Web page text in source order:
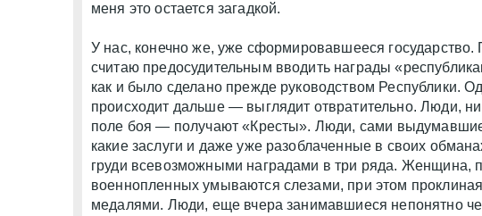
меня это остается загадкой.
У нас, конечно же, уже сформировавшееся государство.
считаю предосудительным вводить награды
как и было сделано прежде руководством Республики.
происходит дальше — выглядит отвратительно. Люди,
поле боя — получают «Кресты». Люди, сами
какие заслуги и даже уже разоблаченные в своих
груди всевозможными наградами в три ряда. Женщина,
военнопленных умываются слезами, при этом
медалями. Люди, еще вчера занимавшиеся непонятно